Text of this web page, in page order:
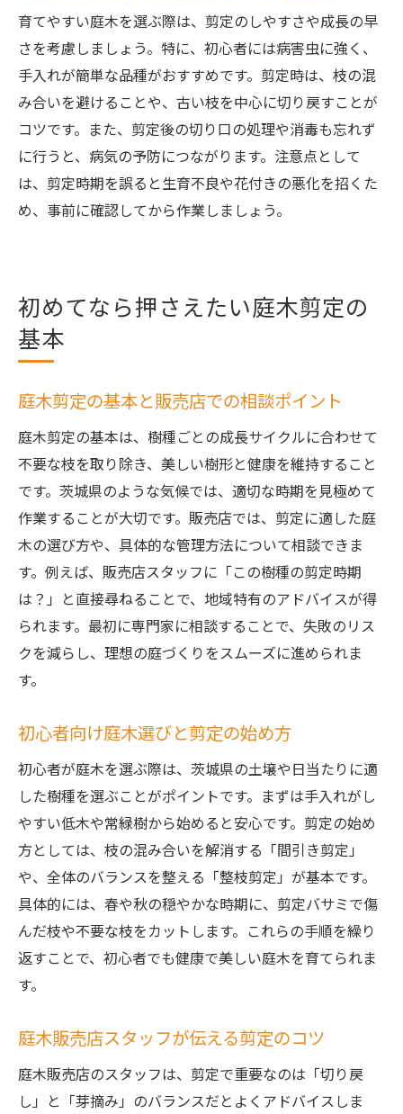
育てやすい庭木を選ぶ際は、剪定のしやすさや成長の早
さを考慮しましょう。特に、初心者には病害虫に強く、
手入れが簡単な品種がおすすめです。剪定時は、枝の混
み合いを避けることや、古い枝を中心に切り戻すことが
コツです。また、剪定後の切り口の処理や消毒も忘れず
に行うと、病気の予防につながります。注意点として
は、剪定時期を誤ると生育不良や花付きの悪化を招くた
め、事前に確認してから作業しましょう。
初めてなら押さえたい庭木剪定の
基本
庭木剪定の基本と販売店での相談ポイント
庭木剪定の基本は、樹種ごとの成長サイクルに合わせて
不要な枝を取り除き、美しい樹形と健康を維持すること
です。茨城県のような気候では、適切な時期を見極めて
作業することが大切です。販売店では、剪定に適した庭
木の選び方や、具体的な管理方法について相談できま
す。例えば、販売店スタッフに「この樹種の剪定時期
は？」と直接尋ねることで、地域特有のアドバイスが得
られます。最初に専門家に相談することで、失敗のリス
クを減らし、理想の庭づくりをスムーズに進められま
す。
初心者向け庭木選びと剪定の始め方
初心者が庭木を選ぶ際は、茨城県の土壌や日当たりに適
した樹種を選ぶことがポイントです。まずは手入れがし
やすい低木や常緑樹から始めると安心です。剪定の始め
方としては、枝の混み合いを解消する「間引き剪定」
や、全体のバランスを整える「整枝剪定」が基本です。
具体的には、春や秋の穏やかな時期に、剪定バサミで傷
んだ枝や不要な枝をカットします。これらの手順を繰り
返すことで、初心者でも健康で美しい庭木を育てられま
す。
庭木販売店スタッフが伝える剪定のコツ
庭木販売店のスタッフは、剪定で重要なのは「切り戻
し」と「芽摘み」のバランスだとよくアドバイスしま